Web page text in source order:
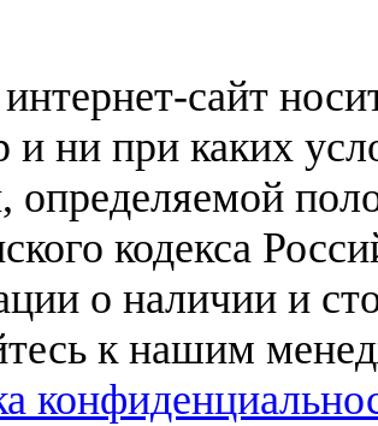
сайт
и ни при каких
определяемой
кодекса
о наличии и
к нашим